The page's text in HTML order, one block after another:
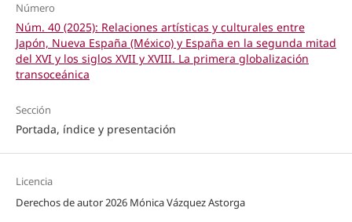
Número
Núm. 40 (2025): Relaciones artísticas y culturales entre
Japón, Nueva España (México) y España en la segunda mitad
del XVI y los siglos XVII y XVIII. La primera globalización
transoceánica
Sección
Portada, índice y presentación
Licencia
Derechos de autor 2026 Mónica Vázquez Astorga